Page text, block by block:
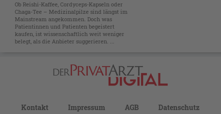
Ob Reishi-Kaffee, Cordyceps-Kapseln oder
Chaga-Tee – Medizinalpilze sind längst im
Mainstream angekommen. Doch was
Patientinnen und Patienten begeistert
kaufen, ist wissenschaftlich weit weniger
belegt, als die Anbieter suggerieren. ...
Kontakt Impressum AGB Datenschutz